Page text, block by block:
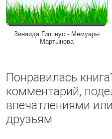
Зинаида Гиппиус - Мемуары
Мартынова
Понравилась
комментарий,
впечатлениями
друзьям